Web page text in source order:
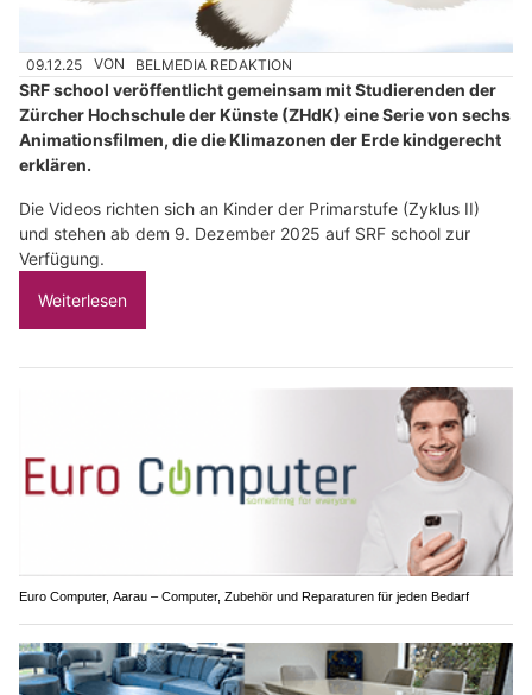
09.12.25 VON BELMEDIA REDAKTION
SRF school veröffentlicht gemeinsam mit Studierenden der
Zürcher Hochschule der Künste (ZHdK) eine Serie von sechs
Animationsfilmen, die die Klimazonen der Erde kindgerecht
erklären.
Die Videos richten sich an Kinder der Primarstufe (Zyklus II)
und stehen ab dem 9. Dezember 2025 auf SRF school zur
Verfügung.
Weiterlesen
Euro Computer, Aarau – Computer, Zubehör und Reparaturen für jeden Bedarf